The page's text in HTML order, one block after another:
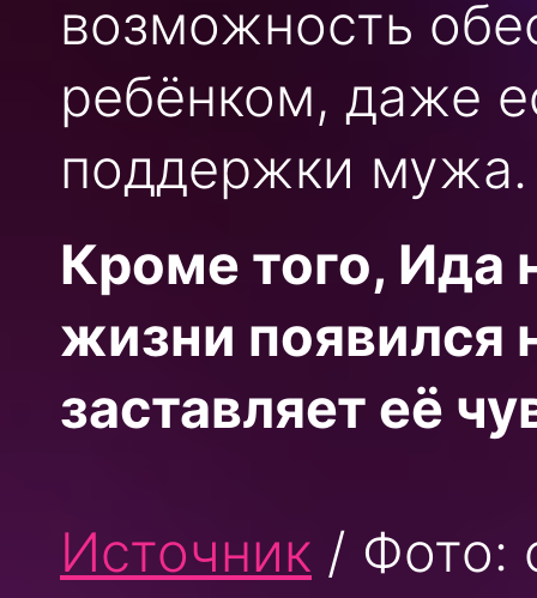
возможность
ребёнком, даже
поддержки мужа.
Кроме того, Ида
жизни появился
заставляет её
Источник / Фото: